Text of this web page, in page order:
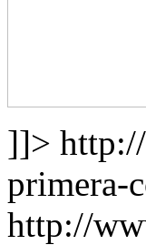
]]>
primera-
http://